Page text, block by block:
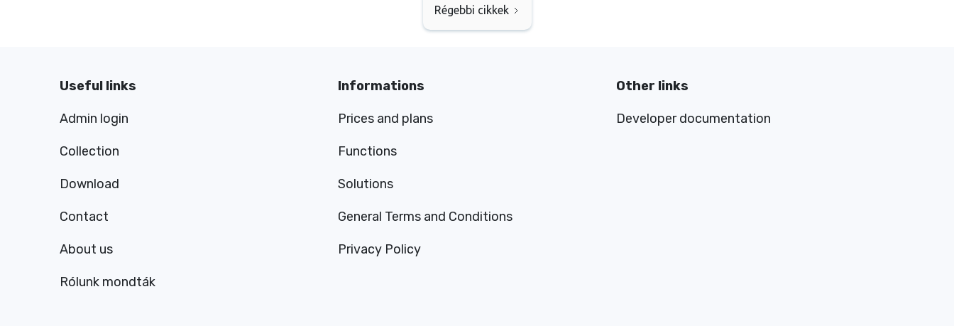
Régebbi cikkek
Useful links
Admin login
Collection
Download
Contact
About us
Rólunk mondták
Informations
Prices and plans
Functions
Solutions
General Terms and Conditions
Privacy Policy
Other links
Developer documentation